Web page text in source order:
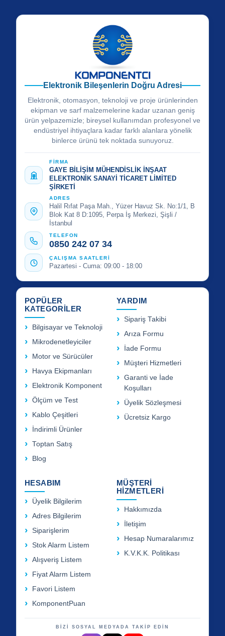
Elektronik Bileşenlerin Doğru Adresi
Elektronik, otomasyon, teknoloji ve proje ürünlerinden
ekipman ve sarf malzemelerine kadar uzanan geniş
ürün yelpazemizle; bireysel kullanımdan profesyonel ve
endüstriyel ihtiyaçlara kadar farklı alanlara yönelik
binlerce ürünü tek noktada sunuyoruz.
FİRMA
GAYE BİLİŞİM MÜHENDİSLİK İNŞAAT
ELEKTRONİK SANAYİ TİCARET LİMİTED
ŞİRKETİ
ADRES
Halil Rıfat Paşa Mah., Yüzer Havuz Sk. No:1/1, B
Blok Kat 8 D:1095, Perpa İş Merkezi, Şişli /
İstanbul
TELEFON
0850 242 07 34
ÇALIŞMA SAATLERİ
Pazartesi - Cuma: 09:00 - 18:00
POPÜLER
KATEGORİLER
Bilgisayar ve Teknoloji
Mikrodenetleyiciler
Motor ve Sürücüler
Havya Ekipmanları
Elektronik Komponent
Ölçüm ve Test
Kablo Çeşitleri
İndirimli Ürünler
Toptan Satış
Blog
YARDIM
Sipariş Takibi
Arıza Formu
İade Formu
Müşteri Hizmetleri
Garanti ve İade
Koşulları
Üyelik Sözleşmesi
Ücretsiz Kargo
HESABIM
Üyelik Bilgilerim
Adres Bilgilerim
Siparişlerim
Stok Alarm Listem
Alışveriş Listem
Fiyat Alarm Listem
Favori Listem
KomponentPuan
MÜŞTERİ
HİZMETLERİ
Hakkımızda
İletişim
Hesap Numaralarımız
K.V.K.K. Politikası
BİZİ SOSYAL MEDYADA TAKİP EDİN